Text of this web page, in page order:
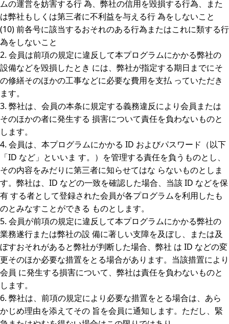
ムの運営を妨害する行 為、弊社の信用を毀損する行為、また
は弊社もしくは第三者に不利益を与える行 為をしないこと
(10) 前各号に該当するおそれのある行為またはこれに類する行
為をしないこと
2. 会員は前項の規定に違反して本プログラムにかかる弊社の
設備などを毀損したとき には、弊社が指定する期日までにそ
の修繕そのほかの工事などに必要な費用を支払 っていただき
ます。
3. 弊社は、会員の本条に規定する義務違反により会員または
そのほかの者に発生する 損害について責任を負わないものと
します。
4. 会員は、本プログラムにかかる ID およびパスワード（以下
「ID など」といいま す。）を管理する責任を負うものとし、
その内容をみだりに第三者に知らせてはな らないものとしま
す。弊社は、ID などの一致を確認した場合、当該 ID などを保
有 する者として登録された会員が各プログラムを利用したも
のとみなすことができる ものとします。
5. 会員が前項の規定に違反して本プログラムにかかる弊社の
業務遂行または弊社の設 備に著しい支障を及ぼし、または及
ぼすおそれがあると弊社が判断した場合、弊社 は ID などの変
更そのほか必要な措置をとる場合があります。当該措置により
会員 に発生する損害について、弊社は責任を負わないものと
します。
6. 弊社は、前項の規定により必要な措置をとる場合は、あら
かじめ理由を添えてその 旨を会員に通知します。ただし、緊